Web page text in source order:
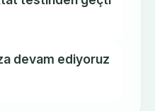
devam ediyoruz